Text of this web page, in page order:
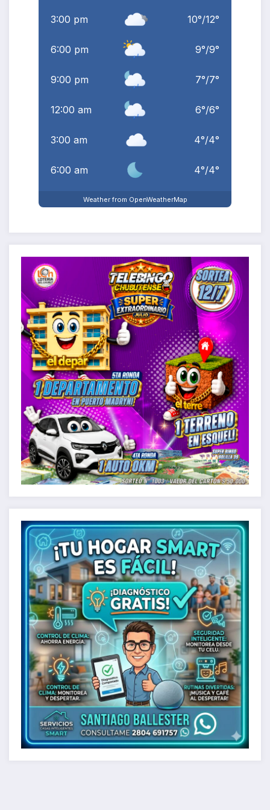
3:00 pm 10°/12°
6:00 pm 9°/9°
9:00 pm 7°/7°
12:00 am 6°/6°
3:00 am 4°/4°
6:00 am 4°/4°
Weather from OpenWeatherMap